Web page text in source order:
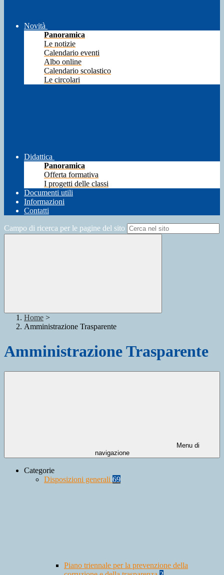
Novità
Panoramica
Le notizie
Calendario eventi
Albo online
Calendario scolastico
Le circolari
Didattica
Panoramica
Offerta formativa
I progetti delle classi
Documenti utili
Informazioni
Contatti
Campo di ricerca per le pagine del sito
Home >
Amministrazione Trasparente
Amministrazione Trasparente
Menu di
navigazione
Categorie
Disposizioni generali 69
Piano triennale per la prevenzione della